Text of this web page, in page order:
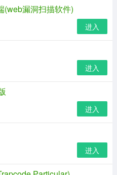
中单、小单的成交情况，分
的资金买卖数据。通过该柱
资金的买卖金额数据，把握
研究机构对个股的预期情况
方便投资者快捷地获取到所
(web漏洞扫描软件)
进入
进入
进入
进入